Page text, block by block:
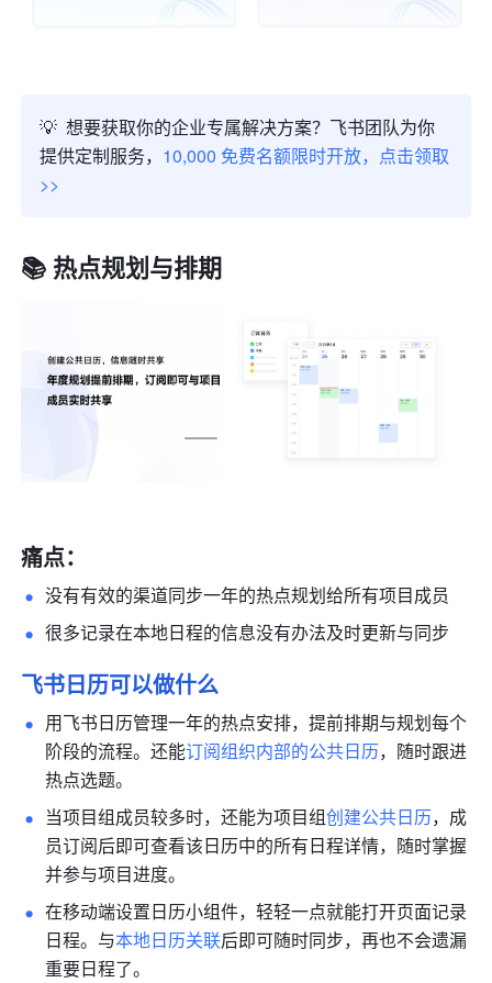
💡  想要获取你的企业专属解决方案？飞书团队为你
提供定制服务， 10,000 免费名额限时开放，点击领取
>>
📚 热点规划与排期
痛点：
没有有效的渠道同步一年的热点规划给所有项目成员
很多记录在本地日程的信息没有办法及时更新与同步
飞书日历可以做什么
用飞书日历管理一年的热点安排，提前排期与规划每个
阶段的流程。还能订阅组织内部的公共日历，随时跟进
热点选题。
当项目组成员较多时，还能为项目组创建公共日历，成
员订阅后即可查看该日历中的所有日程详情，随时掌握
并参与项目进度。
在移动端设置日历小组件，轻轻一点就能打开页面记录
日程。与本地日历关联后即可随时同步，再也不会遗漏
重要日程了。